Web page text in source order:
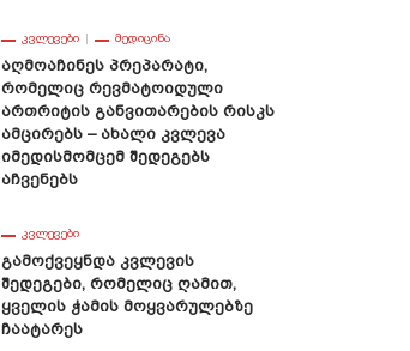
ᲙᲕᲚᲔᲕᲔᲑᲘ ᲛᲔᲓᲘᲪᲘᲜᲐ
Აღმოაჩინეს Პრეპარატი,
Რომელიც Რევმატოიდული
Ართრიტის Განვითარების Რისკს
Ამცირებს – Ახალი Კვლევა
Იმედისმომცემ Შედეგებს
Აჩვენებს
ᲙᲕᲚᲔᲕᲔᲑᲘ
Გამოქვეყნდა Კვლევის
Შედეგები, Რომელიც Ღამით,
Ყველის Ჭამის Მოყვარულებზე
Ჩაატარეს